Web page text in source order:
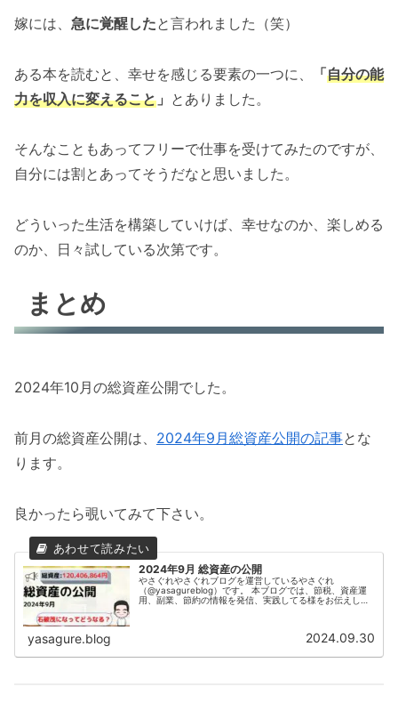
嫁には、 急に覚醒したと言われました（笑）
ある本を読むと、幸せを感じる要素の一つに、 「自分の能
力を収入に変えること 」 とありました。
そんなこともあってフリーで仕事を受けてみたのですが、
自分には割とあってそうだなと思いました。
どういった生活を構築していけば、幸せなのか、楽しめる
のか、日々試している次第です。
まとめ
2024年10月の総資産公開でした。
前月の総資産公開は、 2024年9月総資産公開の記事とな
ります。
良かったら覗いてみて下さい。
2024年9月 総資産の公開
やさぐれやさぐれブログを運営しているやさぐれ
（@yasagureblog）です。 本ブログでは、節税、資産運
用、副業、節約の情報を発信、実践してる様をお伝えして
yasagure.blog 2024.09.30